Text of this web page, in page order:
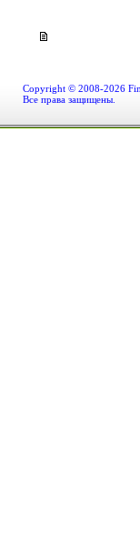
Copyright © 2008-2026
Все права защищены.